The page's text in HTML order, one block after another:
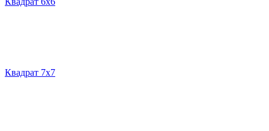
Квадрат 7х7